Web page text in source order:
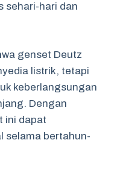
sehari-hari dan
genset Deutz
listrik, tetapi
keberlangsungan
Dengan
ini dapat
selama bertahun-